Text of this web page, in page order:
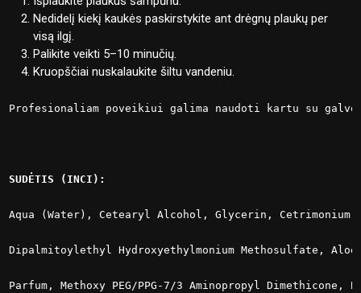
Nedidelį kiekį kaukės paskirstykite ant drėgnų plaukų per
visą ilgį.
Palikite veikti 5–10 minučių.
Kruopščiai nuskalaukite šiltu vandeniu.
Profesionaliam poveikiui galima naudoti kartu su
SUDĖTIS (INCI):
Aqua (Water), Cetearyl Alcohol, Glycerin, Cetrimonium
Dipalmitoylethyl Hydroxyethylmonium Methosulfate,
Parfum, Methoxy PEG/PPG-7/3 Aminopropyl Dimethicone,